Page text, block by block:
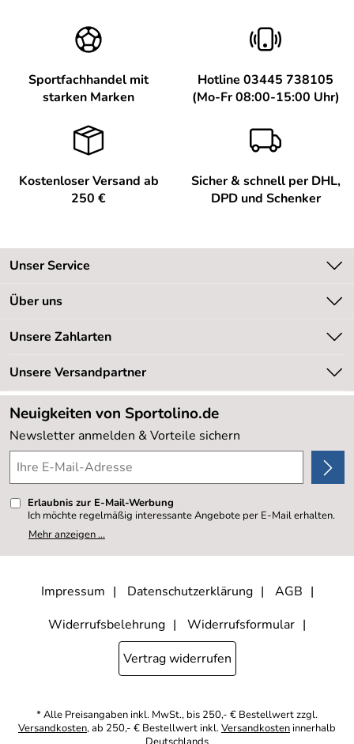
Sportfachhandel mit
starken Marken
Hotline 03445 738105
(Mo-Fr 08:00-15:00 Uhr)
Kostenloser Versand ab
250 €
Sicher & schnell per DHL,
DPD und Schenker
Unser Service
Kontakt
Newsletter
Retourenabwicklung
Lieferbedingungen
Kundenlogin
Über uns
Unsere Bestseller
Neu
Sale %
Kundenbewertungen (20.177)
4,8/5*****
Unsere Zahlarten
Unsere Versandpartner
Neuigkeiten von Sportolino.de
Newsletter anmelden & Vorteile sichern
Erlaubnis zur E-Mail-Werbung
Ich möchte regelmäßig interessante Angebote per E-Mail erhalten.
Meine E-Mail-Adresse wird nicht an andere Unternehmen
weitergegeben. Zu statistischen Zwecken wird in anonymer Form
kann ich jederzeit mit Wirkung für die Zukunft widerrufen, indem ich
den Link "Abmelden" am Ende des Newsletters anklicke oder die
Datenschutzerklärung habe ich zur Kenntnis genommen.
Mehr anzeigen ...
Impressum Datenschutzerklärung
AGB
Widerrufsbelehrung
Widerrufsformular
Vertrag widerrufen
* Alle Preisangaben inkl. MwSt., bis 250,- € Bestellwert zzgl.
Versandkosten, ab 250,- € Bestellwert inkl.Versandkosten innerhalb